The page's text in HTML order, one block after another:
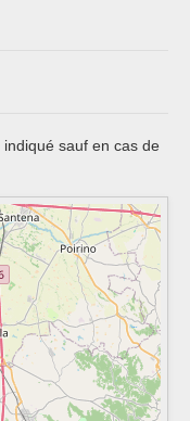
sauf en cas de